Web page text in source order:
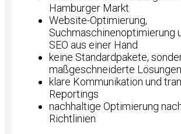
Hamburger Markt
Website-Optimierung,
Suchmaschinenoptimierung
SEO aus einer Hand
keine Standardpakete,
maßgeschneiderte Lösungen
klare Kommunikation und
Reportings
nachhaltige Optimierung
Richtlinien